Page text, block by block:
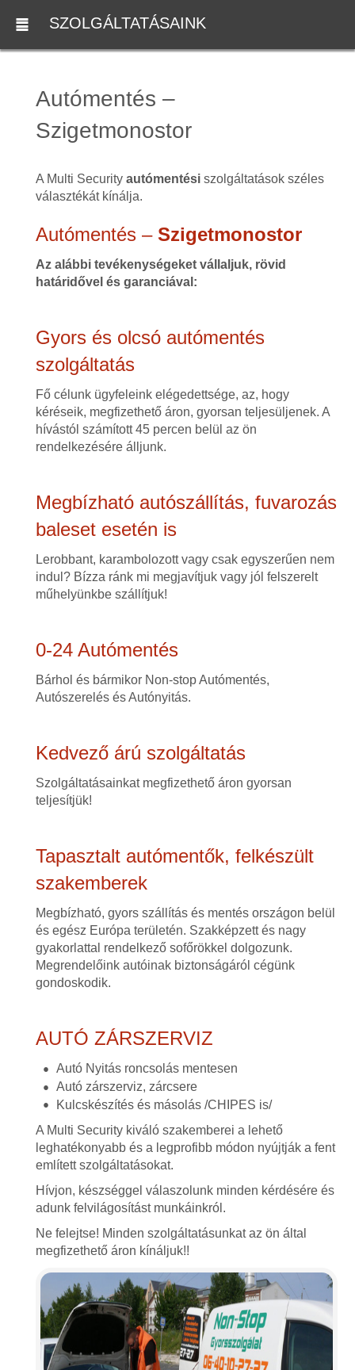
SZOLGÁLTATÁSAINK
Autómentés –
Szigetmonostor
A Multi Security autómentésiszolgáltatások széles
választékát kínálja.
Autómentés – Szigetmonostor
Az alábbi tevékenységeket vállaljuk, rövid
határidővel és garanciával:
Gyors és olcsó autómentés
szolgáltatás
Fő célunk ügyfeleink elégedettsége, az, hogy
kéréseik, megfizethető áron, gyorsan teljesüljenek. A
hívástól számított 45 percen belül az ön
rendelkezésére álljunk.
Megbízható autószállítás, fuvarozás
baleset esetén is
Lerobbant, karambolozott vagy csak egyszerűen nem
indul? Bízza ránk mi megjavítjuk vagy jól felszerelt
műhelyünkbe szállítjuk!
0-24 Autómentés
Bárhol és bármikor Non-stop Autómentés,
Autószerelés és Autónyitás.
Kedvező árú szolgáltatás
Szolgáltatásainkat megfizethető áron gyorsan
teljesítjük!
Tapasztalt autómentők, felkészült
szakemberek
Megbízható, gyors szállítás és mentés országon belül
és egész Európa területén. Szakképzett és nagy
gyakorlattal rendelkező sofőrökkel dolgozunk.
Megrendelőink autóinak biztonságáról cégünk
gondoskodik.
AUTÓ ZÁRSZERVIZ
Autó Nyitás roncsolás mentesen
Autó zárszerviz, zárcsere
Kulcskészítés és másolás /CHIPES is/
A Multi Security kiváló szakemberei a lehető
leghatékonyabb és a legprofibb módon nyújtják a fent
említett szolgáltatásokat.
Hívjon, készséggel válaszolunk minden kérdésére és
adunk felvilágosítást munkáinkról.
Ne felejtse! Minden szolgáltatásunkat az ön által
megfizethető áron kínáljuk!!